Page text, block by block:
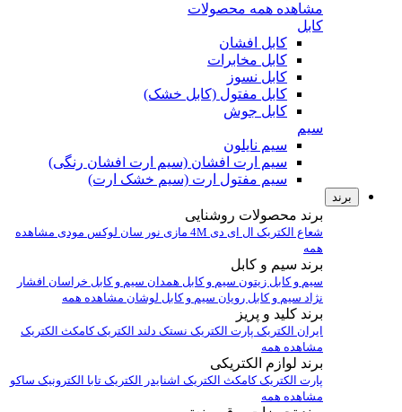
مشاهده همه محصولات
کابل
کابل افشان
کابل مخابرات
کابل نسوز
کابل مفتول (کابل خشک)
کابل جوش
سیم
سیم نایلون
سیم ارت افشان (سیم ارت افشان رنگی)
سیم مفتول ارت (سیم خشک ارت)
برند
برند محصولات روشنایی
شعاع الکتریک ال ای دی 4M مازی نور سان لوکس مودی مشاهده
همه
برند سیم و کابل
سیم و کابل زیتون سیم و کابل همدان سیم و کابل خراسان افشار
نژاد سیم و کابل رویان سیم و کابل لوشان مشاهده همه
برند کلید و پریز
ایران الکتریک پارت الکتریک نستک دلند الکتریککامکث الکتریک
مشاهده همه
برند لوازم الکتریکی
پارت الکتریککامکث الکتریک اشنایدر الکتریک تابا الکترونیک ساکو
مشاهده همه